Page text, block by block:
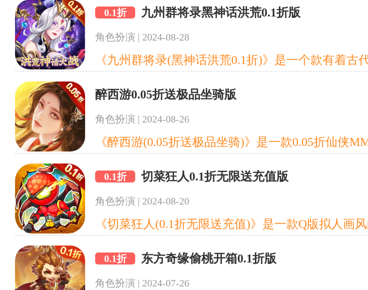
0.1折 九州群将录黑神话洪荒0.1折版
角色扮演 | 2024-08-28
醉西游0.05折送极品坐骑版
角色扮演 | 2024-08-26
0.1折 切菜狂人0.1折无限送充值版
角色扮演 | 2024-08-20
0.1折 东方奇缘偷桃开箱0.1折版
角色扮演 | 2024-07-26